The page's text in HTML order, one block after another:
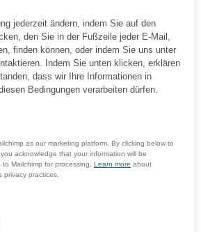
jederzeit ändern, indem Sie auf den
den Sie in der Fußzeile jeder E-Mail,
finden können, oder indem Sie uns unter
Indem Sie unten klicken, erklären
dass wir Ihre Informationen in
Bedingungen verarbeiten dürfen.
as our marketing platform. By clicking below to
acknowledge that your information will be
to Mailchimp for processing. Learn more about
privacy practices.